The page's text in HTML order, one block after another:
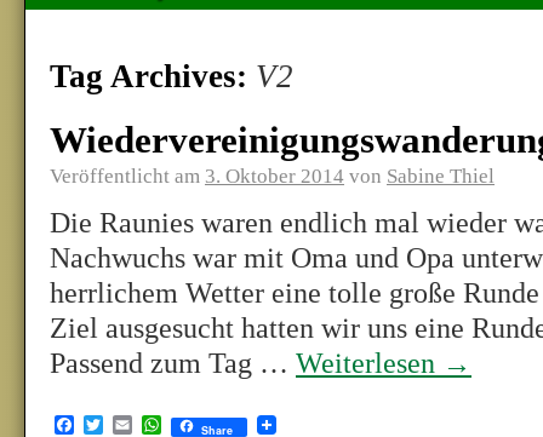
Tag Archives: V2
Veröffentlicht am 3. Oktober 2014 von Sabine Thiel
Die Raunies waren endlich mal wieder
Nachwuchs war mit Oma und Opa
herrlichem Wetter eine tolle große
Ziel ausgesucht hatten wir uns eine
Passend zum Tag … Weiterlesen →
Facebook
TwitterEmailWhatsApp
Share